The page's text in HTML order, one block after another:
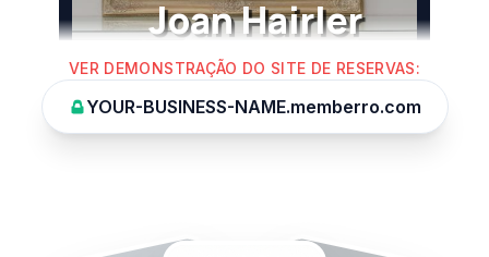
VER DEMONSTRAÇÃO DO SITE DE RESERVAS:
YOUR-BUSINESS-NAME.memberro.com